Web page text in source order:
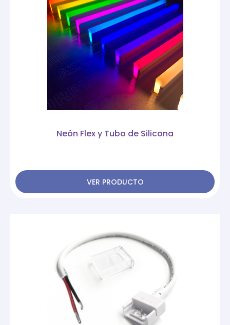
Neón Flex y Tubo de Silicona
VER PRODUCTO